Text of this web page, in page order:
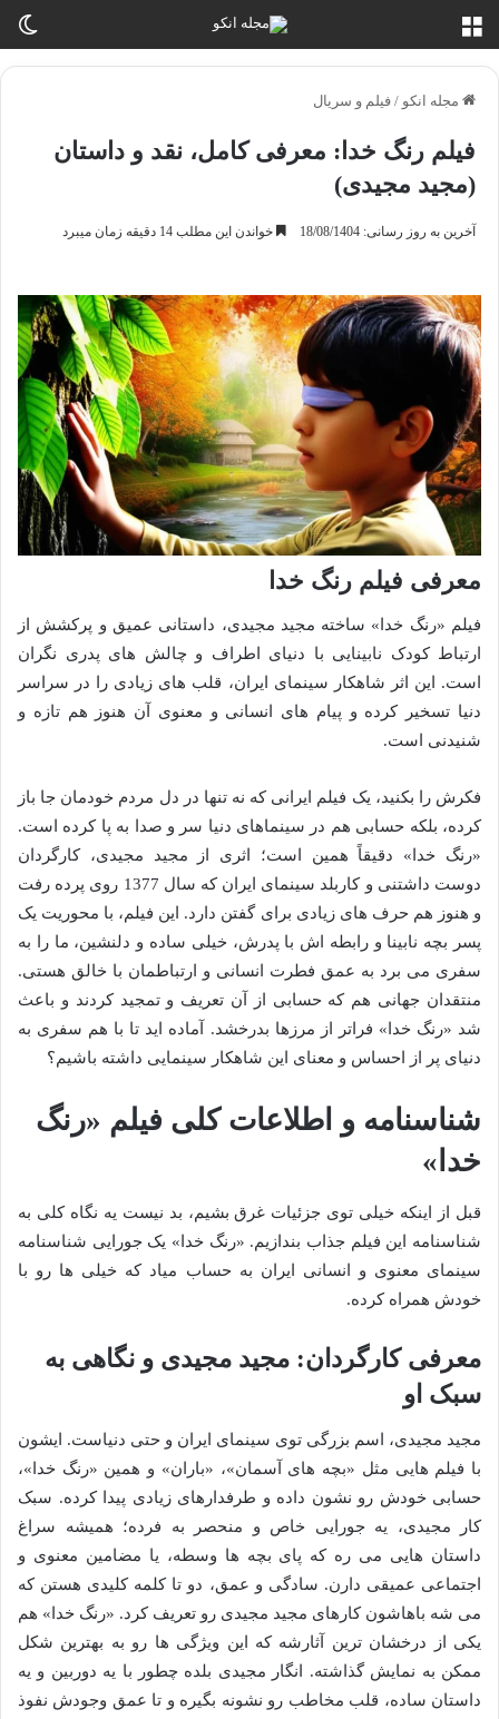
مجله انکو / فیلم و سریال
فیلم رنگ خدا: معرفی کامل، نقد و داستان
(مجید مجیدی)
آخرین به روز رسانی: 18/08/1404 خواندن این مطلب 14 دقیقه زمان میبرد
معرفی فیلم رنگ خدا
فیلم «رنگ خدا» ساخته مجید مجیدی، داستانی عمیق و پرکشش از
ارتباط کودک نابینایی با دنیای اطراف و چالش های پدری نگران
است. این اثر شاهکار سینمای ایران، قلب های زیادی را در سراسر
دنیا تسخیر کرده و پیام های انسانی و معنوی آن هنوز هم تازه و
شنیدنی است.
فکرش را بکنید، یک فیلم ایرانی که نه تنها در دل مردم خودمان جا باز
کرده، بلکه حسابی هم در سینماهای دنیا سر و صدا به پا کرده است.
«رنگ خدا» دقیقاً همین است؛ اثری از مجید مجیدی، کارگردان
دوست داشتنی و کاربلد سینمای ایران که سال 1377 روی پرده رفت
و هنوز هم حرف های زیادی برای گفتن دارد. این فیلم، با محوریت یک
پسر بچه نابینا و رابطه اش با پدرش، خیلی ساده و دلنشین، ما را به
سفری می برد به عمق فطرت انسانی و ارتباطمان با خالق هستی.
منتقدان جهانی هم که حسابی از آن تعریف و تمجید کردند و باعث
شد «رنگ خدا» فراتر از مرزها بدرخشد. آماده اید تا با هم سفری به
دنیای پر از احساس و معنای این شاهکار سینمایی داشته باشیم؟
شناسنامه و اطلاعات کلی فیلم «رنگ
خدا»
قبل از اینکه خیلی توی جزئیات غرق بشیم، بد نیست یه نگاه کلی به
شناسنامه این فیلم جذاب بندازیم. «رنگ خدا» یک جورایی شناسنامه
سینمای معنوی و انسانی ایران به حساب میاد که خیلی ها رو با
خودش همراه کرده.
معرفی کارگردان: مجید مجیدی و نگاهی به
سبک او
مجید مجیدی، اسم بزرگی توی سینمای ایران و حتی دنیاست. ایشون
با فیلم هایی مثل «بچه های آسمان»، «باران» و همین «رنگ خدا»،
حسابی خودش رو نشون داده و طرفدارهای زیادی پیدا کرده. سبک
کار مجیدی، یه جورایی خاص و منحصر به فرده؛ همیشه سراغ
داستان هایی می ره که پای بچه ها وسطه، یا مضامین معنوی و
اجتماعی عمیقی دارن. سادگی و عمق، دو تا کلمه کلیدی هستن که
می شه باهاشون کارهای مجید مجیدی رو تعریف کرد. «رنگ خدا» هم
یکی از درخشان ترین آثارشه که این ویژگی ها رو به بهترین شکل
ممکن به نمایش گذاشته. انگار مجیدی بلده چطور با یه دوربین و یه
داستان ساده، قلب مخاطب رو نشونه بگیره و تا عمق وجودش نفوذ